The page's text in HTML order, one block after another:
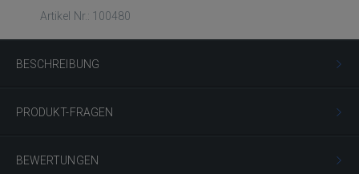
Artikel Nr.: 100480
BESCHREIBUNG
PRODUKT-FRAGEN
BEWERTUNGEN